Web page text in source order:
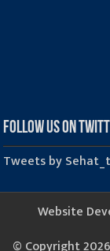
Follow us on
Tweets by
Website
© Copyright